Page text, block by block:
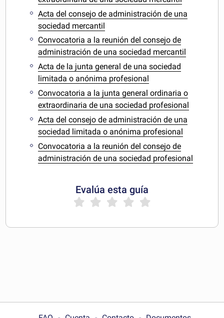
Acta del consejo de administración de una
sociedad mercantil
Convocatoria a la reunión del consejo de
administración de una sociedad mercantil
Acta de la junta general de una sociedad
limitada o anónima profesional
Convocatoria a la junta general ordinaria o
extraordinaria de una sociedad profesional
Acta del consejo de administración de una
sociedad limitada o anónima profesional
Convocatoria a la reunión del consejo de
administración de una sociedad profesional
Evalúa esta guía